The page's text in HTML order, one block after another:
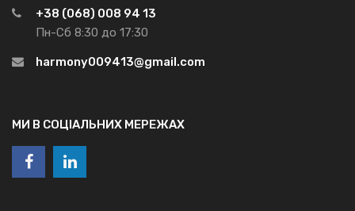
+38 (068) 008 94 13
Пн-Сб 8:30 до 17:30
harmony009413@gmail.com
МИ В СОЦІАЛЬНИХ МЕРЕЖАХ